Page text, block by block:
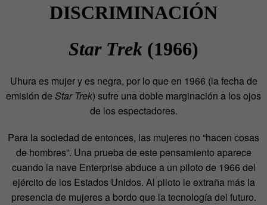
DISCRIMINACIÓN
Star Trek (1966)
Uhura es mujer y es negra, por lo que en 1966 (la fecha de
emisión de Star Trek) sufre una doble marginación a los ojos
de los espectadores.
Para la sociedad de entonces, las mujeres no “hacen cosas
de hombres”. Una prueba de este pensamiento aparece
cuando la nave Enterprise abduce a un piloto de 1966 del
ejército de los Estados Unidos. Al piloto le extraña más la
presencia de mujeres a bordo que la tecnología del futuro.